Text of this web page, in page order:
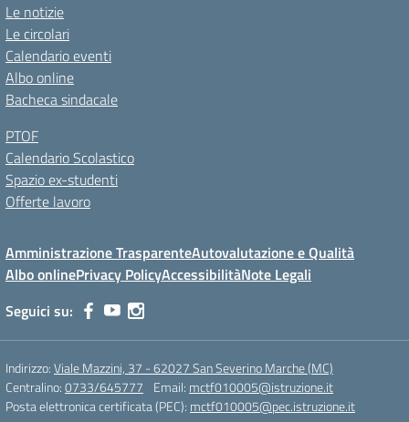
Le notizie
Le circolari
Calendario eventi
Albo online
Bacheca sindacale
PTOF
Calendario Scolastico
Spazio ex-studenti
Offerte lavoro
Amministrazione TrasparenteAutovalutazione e Qualità
Albo onlinePrivacy PolicyAccessibilitàNote Legali
Seguici su:
Indirizzo:Viale Mazzini, 37 - 62027 San Severino Marche (MC)
Centralino:0733/645777 Email: mctf010005@istruzione.it
Posta elettronica certificata (PEC): mctf010005@pec.istruzione.it